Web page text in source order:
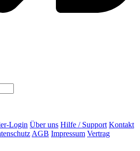
Login Über uns Hilfe / Support Kontakt
AGB Impressum Vertrag